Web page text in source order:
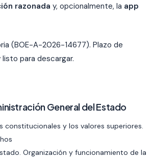
razonada y, opcionalmente, la app
(BOE-A-2026-14677). Plazo de
para descargar.
General del Estado
constitucionales y los valores superiores.
Organización y funcionamiento de la